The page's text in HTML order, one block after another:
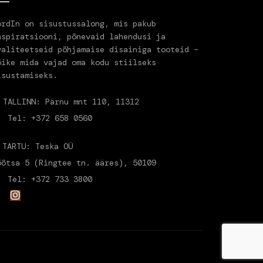
on sisustussalong, mis pakub
põnevaid lahendusi ja
põhjamaise disainiga tooteid –
mida vajad oma kodu stiilseks
TALLINN: Pärnu mnt 110, 11312
Tel: +372 658 0560
TARTU: Teska OÜ
5 (Ringtee tn. ääres), 50109
Tel: +372 733 3800